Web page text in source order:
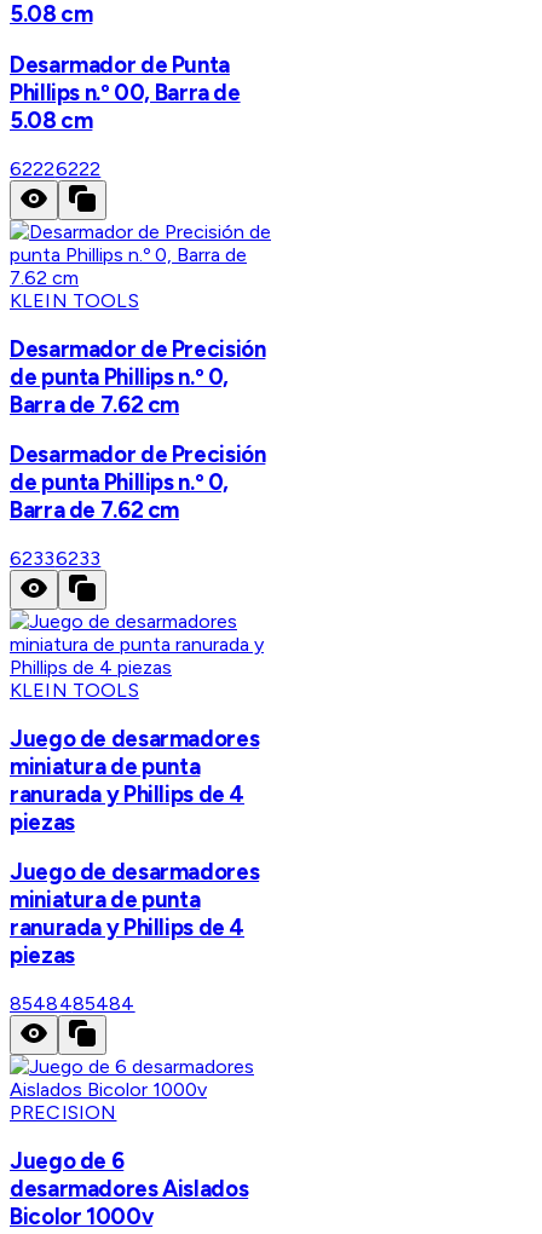
5.08 cm
Desarmador de Punta
Phillips n.º 00, Barra de
5.08 cm
62226222
KLEIN TOOLS
Desarmador de Precisión
de punta Phillips n.º 0,
Barra de 7.62 cm
Desarmador de Precisión
de punta Phillips n.º 0,
Barra de 7.62 cm
62336233
KLEIN TOOLS
Juego de desarmadores
miniatura de punta
ranurada y Phillips de 4
piezas
Juego de desarmadores
miniatura de punta
ranurada y Phillips de 4
piezas
8548485484
PRECISION
Juego de 6
desarmadores Aislados
Bicolor 1000v